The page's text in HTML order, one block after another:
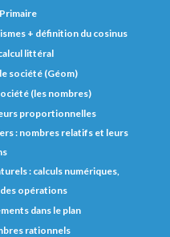
+ définition du cosinus
littéral
société (Géom)
(les nombres)
proportionnelles
: nombres relatifs et leurs
: calculs numériques,
opérations
dans le plan
rationnels